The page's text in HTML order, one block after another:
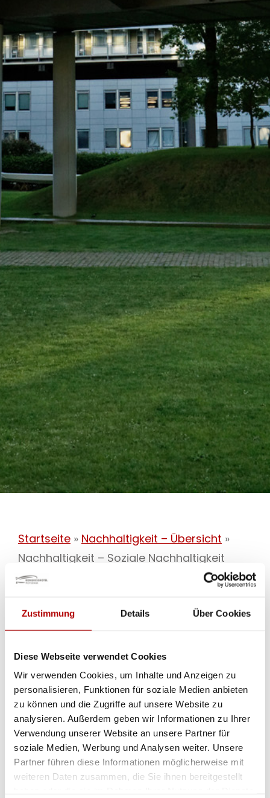
Zustimmung Details Über Cookies
Diese Webseite verwendet Cookies
Wir verwenden Cookies, um Inhalte und Anzeigen zu
personalisieren, Funktionen für soziale Medien anbieten
zu können und die Zugriffe auf unsere Website zu
analysieren. Außerdem geben wir Informationen zu Ihrer
Verwendung unserer Website an unsere Partner für
soziale Medien, Werbung und Analysen weiter. Unsere
Partner führen diese Informationen möglicherweise mit
weiteren Daten zusammen, die Sie ihnen bereitgestellt
Startseite» Nachhaltigkeit – Übersicht »
Nachhaltigkeit – Soziale Nachhaltigkeit
Soziale Nachhaltigkeit – Zusammen
schaffen wir alles!
Soziale Nachhaltigkeit bedeutet für uns,
eine Grundlage für ein harmonisches
Zusammenleben zu schaffen. Unsere
Mitarbeitenden sind das Herzstück des